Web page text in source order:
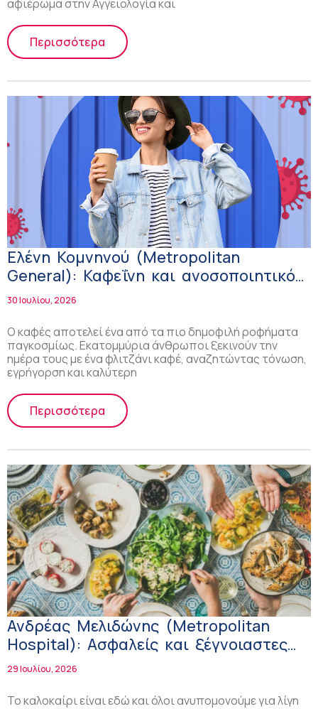
αφιέρωμα στην Αγγειολογία και
Περισσότερα
Ελένη Κομνηνού (Μetropolitan
General): Καφεΐνη και ανοσοποιητικό
σύστημα – Η σχέση με τα αυτοάνοσα
30 Ιουλίου, 2026
Ο καφές αποτελεί ένα από τα πιο δημοφιλή ροφήματα
παγκοσμίως. Εκατομμύρια άνθρωποι ξεκινούν την
ημέρα τους με ένα φλιτζάνι καφέ, αναζητώντας τόνωση,
εγρήγορση και καλύτερη
Περισσότερα
Ανδρέας Μελιδώνης (Metropolitan
Hospital): Ασφαλείς και ξέγνοιαστες
διακοπές για άτομα με διαβήτη
29 Ιουλίου, 2026
Το καλοκαίρι είναι εδώ και όλοι ανυπομονούμε για λίγη